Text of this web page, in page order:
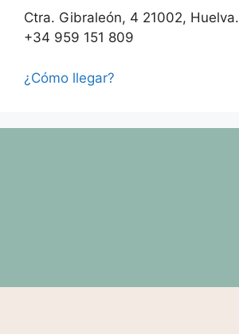
Ctra. Gibraleón, 4 21002, Huelva.
+34 959 151 809
¿Cómo llegar?